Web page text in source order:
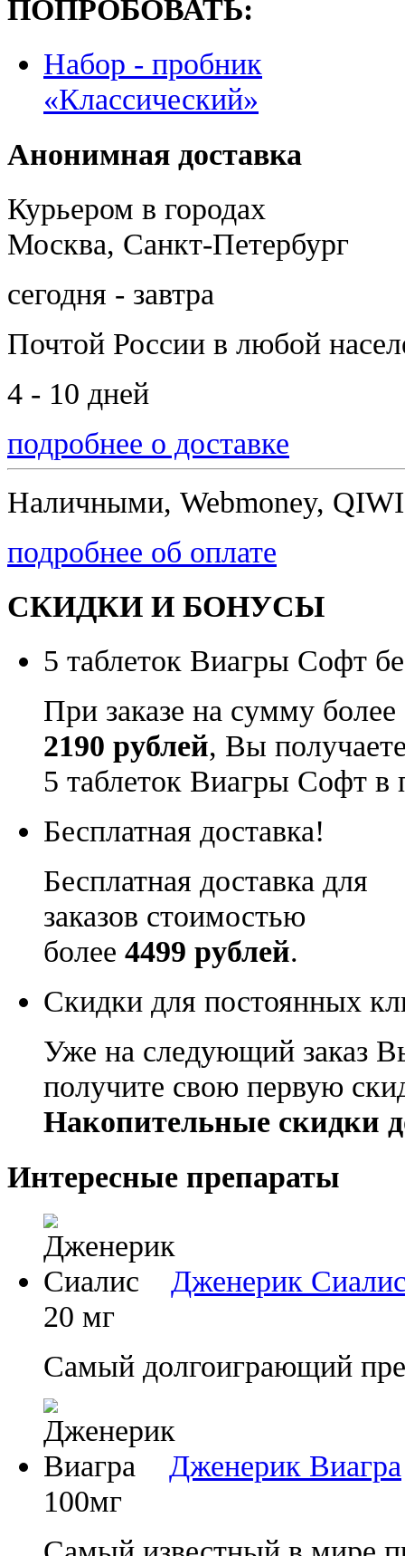
ПОПРОБОВАТЬ:
Набор - пробник
«Классический»
Анонимная доставка
Курьером в городах
Москва, Санкт-Петербург
сегодня - завтра
Почтой России в любой
4 - 10 дней
подробнее о доставке
Наличными, Webmoney,
подробнее об оплате
СКИДКИ И БОНУСЫ
5 таблеток Виагры Софт
При заказе на сумму более
2190 рублей, Вы
5 таблеток Виагры Софт в
Бесплатная доставка!
Бесплатная доставка для
заказов стоимостью
более 4499 рублей.
Скидки для постоянных
Уже на следующий заказ
получите свою первую
Накопительные скидки
Интересные препараты
Дженерик
20 мг
Самый долгоиграющий
Дженерик Виагра
100мг